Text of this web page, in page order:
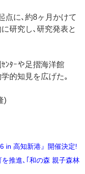
点に､約8ヶ月かけて
研究し､研究発表と
ﾝﾀｰや足摺海洋館
的知見を広げた｡
in 高知新港』開催決定!
推進､｢和の森 親子森林